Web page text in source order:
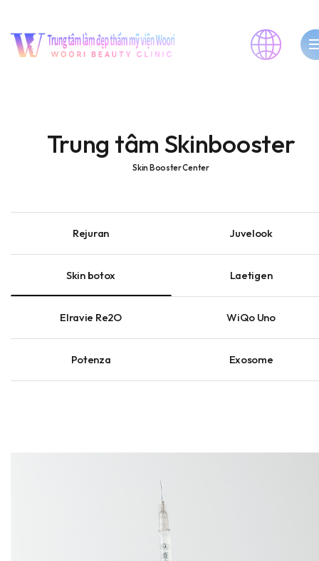
Trung tâm Skinbooster
Skin Booster Center
Rejuran Juvelook
Skin botox Laetigen
Elravie Re2O WiQo Uno
Potenza Exosome